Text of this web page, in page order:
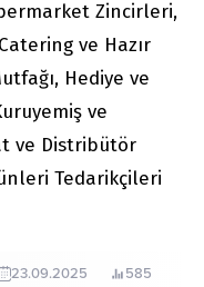
Zincirleri,
ve Hazır
Hediye ve
ve
ve Distribütör
Tedarikçileri
23.09.2025 585